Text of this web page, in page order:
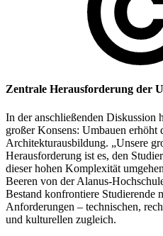
Zentrale Herausforderung der
In der anschließenden Diskussion
großer Konsens: Umbauen
Architekturausbildung. „Unsere
Herausforderung ist es, den
dieser hohen Komplexität
Beeren von der Alanus-
Bestand konfrontiere Studierende
Anforderungen – technischen,
und kulturellen zugleich.